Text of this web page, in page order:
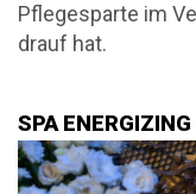
Pflegesparte im
drauf hat.
SPA